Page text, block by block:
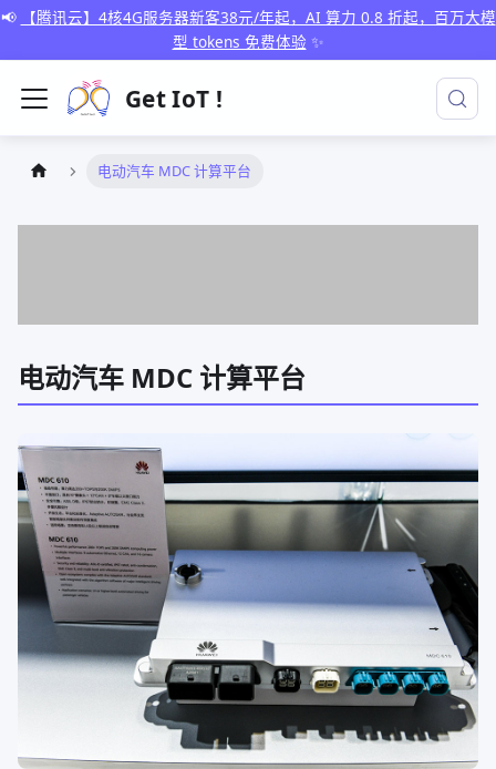
📢
【腾讯云】4核4G服务器新客38元/年起，AI 算力 0.8 折起，百万大模
型 tokens 免费体验 ✨
Get IoT !
电动汽车 MDC 计算平台
电动汽车 MDC 计算平台